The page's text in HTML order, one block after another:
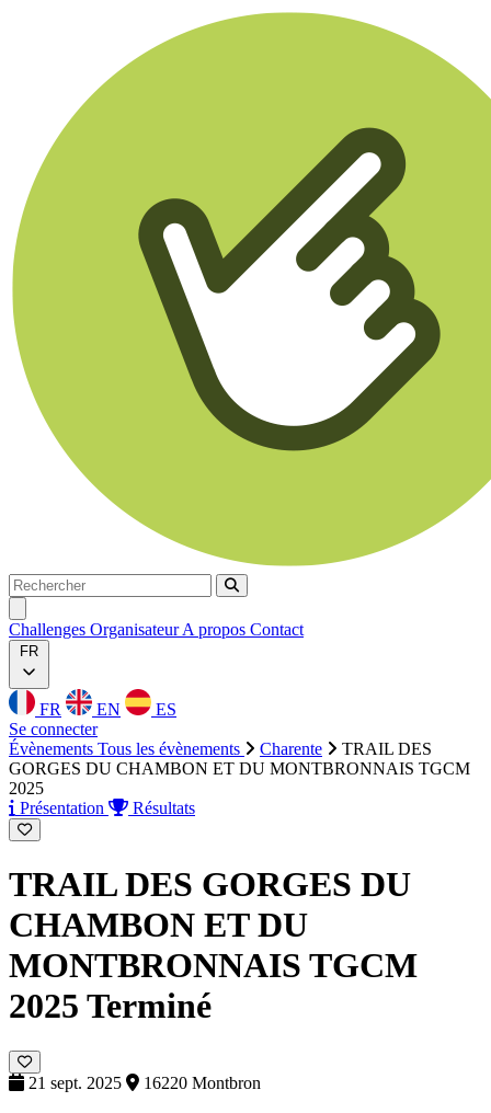
Rechercher
Rechercher
Challenges OrganisateurA propos Contact
FR
FR EN
ES
Se connecter
Évènements Tous les évènements Charente
TRAIL DES
GORGES DU CHAMBON ET DU MONTBRONNAIS TGCM
2025
Présentation
Résultats
TRAIL DES GORGES DU
CHAMBON ET DU
MONTBRONNAIS TGCM
2025 Terminé
21 sept. 2025 16220 Montbron